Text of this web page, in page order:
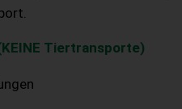
Tiertransporte)